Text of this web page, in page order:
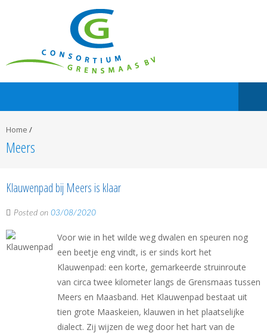
Home /
Meers
Klauwenpad bij Meers is klaar
Posted on 03/08/2020
Voor wie in het wilde weg dwalen en speuren nog
een beetje eng vindt, is er sinds kort het
Klauwenpad: een korte, gemarkeerde struinroute
van circa twee kilometer langs de Grensmaas tussen
Meers en Maasband. Het Klauwenpad bestaat uit
tien grote Maaskeien, klauwen in het plaatselijke
dialect. Zij wijzen de weg door het hart van de